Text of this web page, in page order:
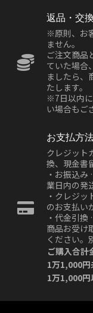
返品・交
※原則、お
ません。
ご注文商品
ていた場合
ましたら、
たします。
※7日以内
い場合もご
お支払方
クレジット
換、現金書
・お振込
業日内の発
・クレジッ
のお支払い
・代金引換
商品お受け
ください。
ご購入合計
1万1,000円
1万1,000円